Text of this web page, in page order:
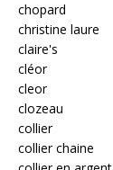
chopard
christine laure
claire's
cléor
cleor
clozeau
collier
collier chaine